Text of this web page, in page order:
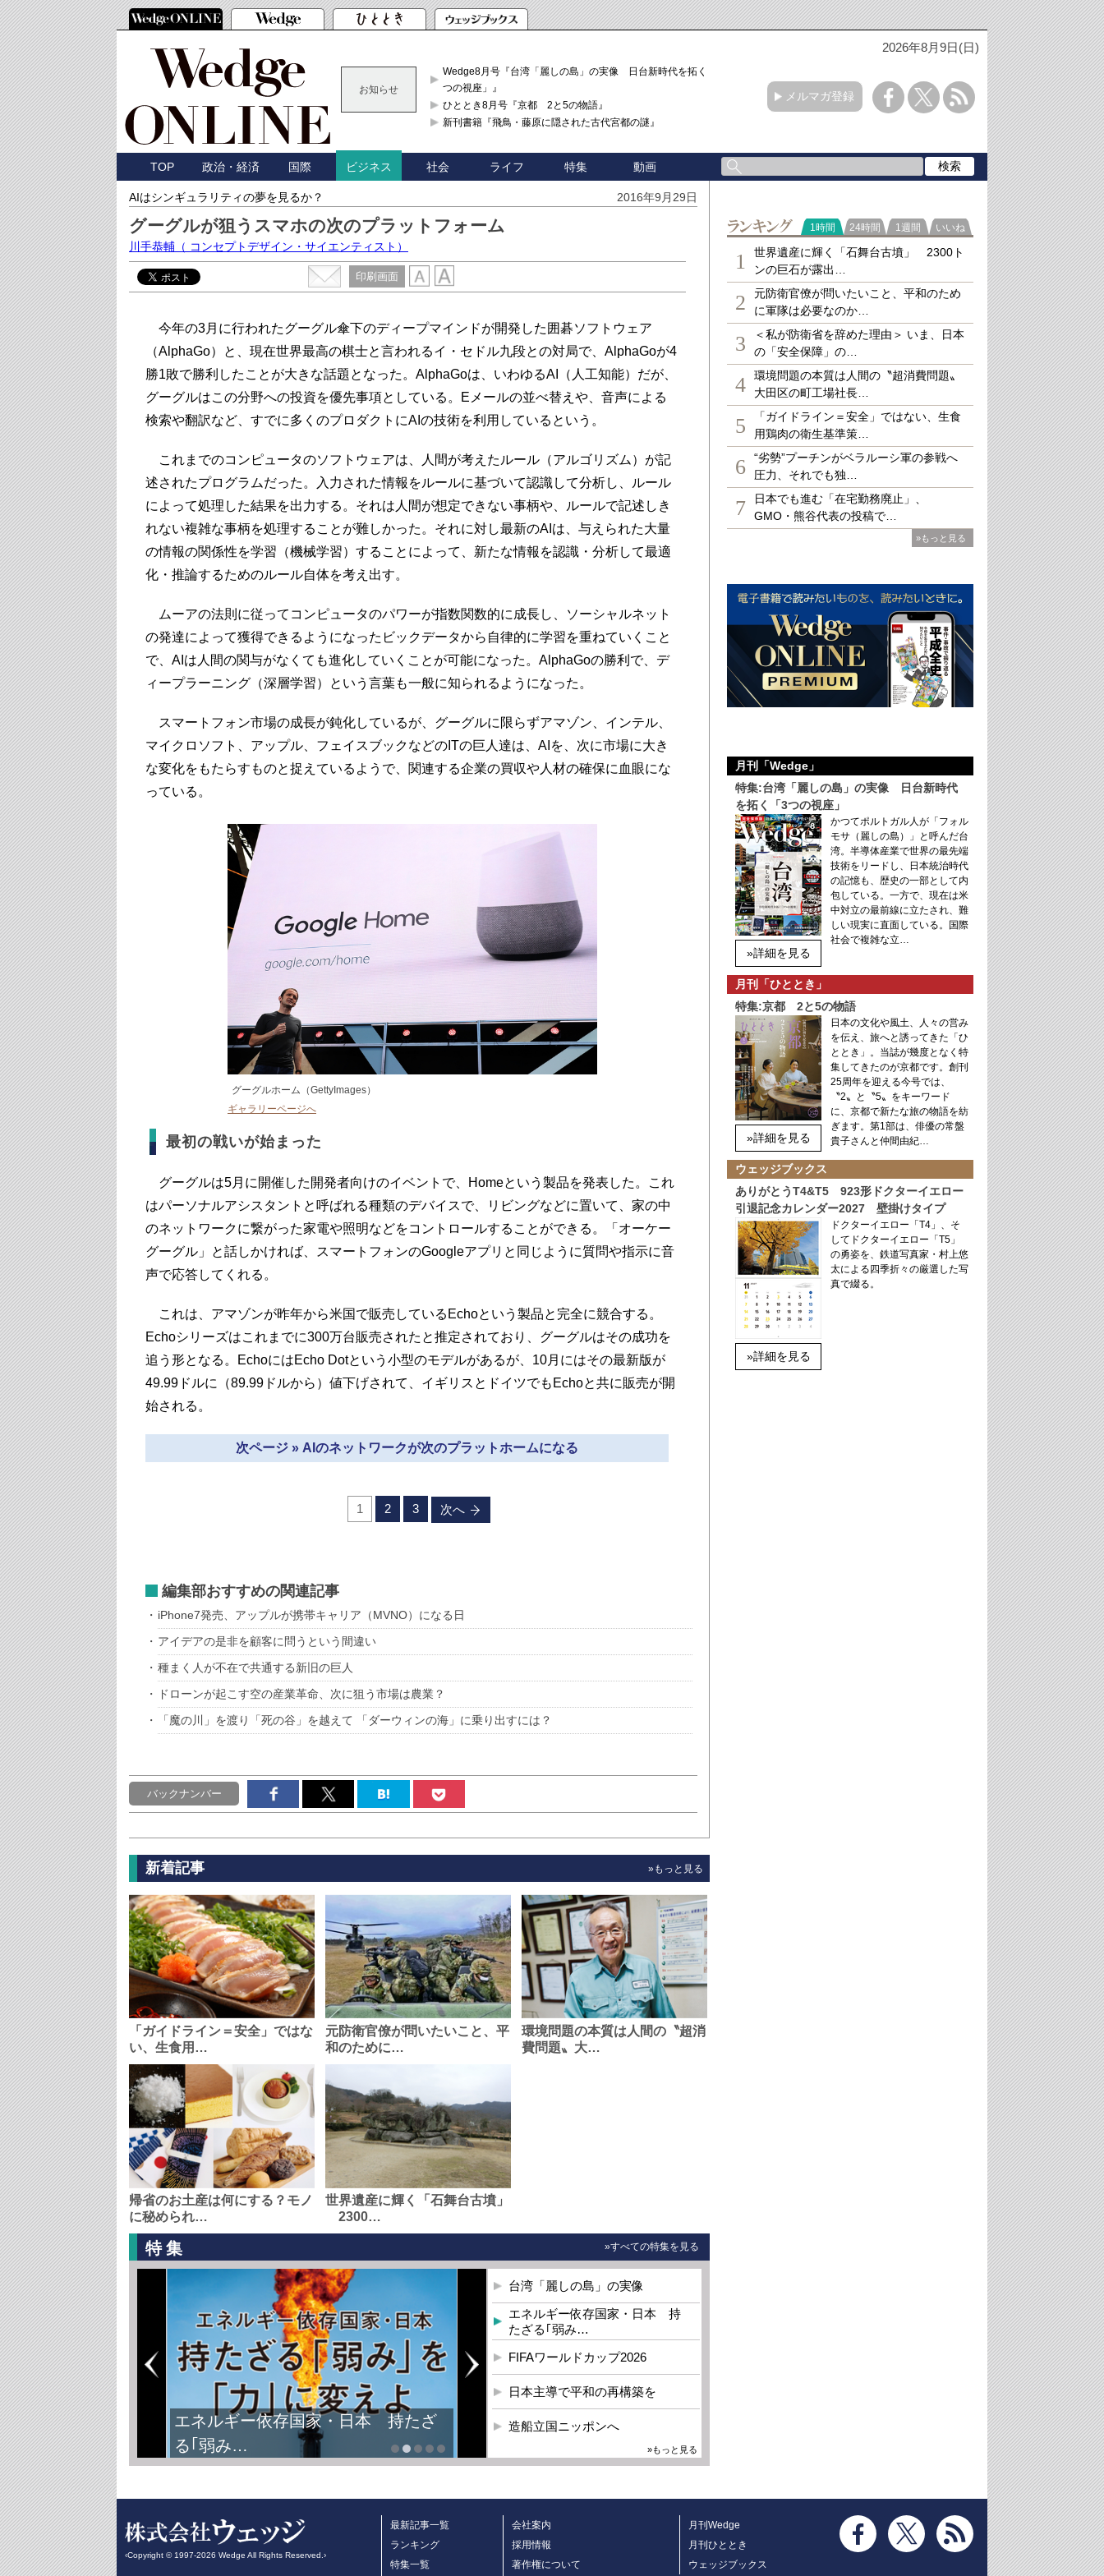
2026年8月9日(日)
お知らせ
Wedge8月号『台湾「麗しの島」の実像 日台新時代を拓く「3
つの視座」』
ひととき8月号『京都 2と5の物語』
新刊書籍『飛鳥・藤原に隠された古代宮都の謎』
メルマガ登録
TOP 政治・経済 国際 ビジネス 社会 ライフ 特集 動画
AIはシンギュラリティの夢を見るか？ 2016年9月29日
グーグルが狙うスマホの次のプラットフォーム
川手恭輔 （ コンセプトデザイン・サイエンティスト）
印刷画面
今年の3月に行われたグーグル傘下のディープマインドが開発した囲碁ソフトウェア
（AlphaGo）と、現在世界最高の棋士と言われるイ・セドル九段との対局で、AlphaGoが4
勝1敗で勝利したことが大きな話題となった。AlphaGoは、いわゆるAI（人工知能）だが、
グーグルはこの分野への投資を優先事項としている。Eメールの並べ替えや、音声による
検索や翻訳など、すでに多くのプロダクトにAIの技術を利用しているという。
これまでのコンピュータのソフトウェアは、人間が考えたルール（アルゴリズム）が記
述されたプログラムだった。入力された情報をルールに基づいて認識して分析し、ルール
によって処理した結果を出力する。それは人間が想定できない事柄や、ルールで記述しき
れない複雑な事柄を処理することが難しかった。それに対し最新のAIは、与えられた大量
の情報の関係性を学習（機械学習）することによって、新たな情報を認識・分析して最適
化・推論するためのルール自体を考え出す。
ムーアの法則に従ってコンピュータのパワーが指数関数的に成長し、ソーシャルネット
の発達によって獲得できるようになったビックデータから自律的に学習を重ねていくこと
で、AIは人間の関与がなくても進化していくことが可能になった。AlphaGoの勝利で、デ
ィープラーニング（深層学習）という言葉も一般に知られるようになった。
スマートフォン市場の成長が鈍化しているが、グーグルに限らずアマゾン、インテル、
マイクロソフト、アップル、フェイスブックなどのITの巨人達は、AIを、次に市場に大き
な変化をもたらすものと捉えているようで、関連する企業の買収や人材の確保に血眼にな
っている。
グーグルホーム（GettyImages）
ギャラリーページへ
最初の戦いが始まった
グーグルは5月に開催した開発者向けのイベントで、Homeという製品を発表した。これ
はパーソナルアシスタントと呼ばれる種類のデバイスで、リビングなどに置いて、家の中
のネットワークに繋がった家電や照明などをコントロールすることができる。「オーケー
グーグル」と話しかければ、スマートフォンのGoogleアプリと同じように質問や指示に音
声で応答してくれる。
これは、アマゾンが昨年から米国で販売しているEchoという製品と完全に競合する。
Echoシリーズはこれまでに300万台販売されたと推定されており、グーグルはその成功を
追う形となる。EchoにはEcho Dotという小型のモデルがあるが、10月にはその最新版が
49.99ドルに（89.99ドルから）値下げされて、イギリスとドイツでもEchoと共に販売が開
始される。
次ページ » AIのネットワークが次のプラットホームになる
1 2 3 次へ
編集部おすすめの関連記事
iPhone7発売、アップルが携帯キャリア（MVNO）になる日
アイデアの是非を顧客に問うという間違い
種まく人が不在で共通する新旧の巨人
ドローンが起こす空の産業革命、次に狙う市場は農業？
「魔の川」を渡り「死の谷」を越えて 「ダーウィンの海」に乗り出すには？
バックナンバー
新着記事 »もっと見る
「ガイドライン＝安全」ではな
い、生食用…
元防衛官僚が問いたいこと、平
和のために…
環境問題の本質は人間の〝超消
費問題〟大…
帰省のお土産は何にする？モノ
に秘められ…
世界遺産に輝く「石舞台古墳」
2300…
特集 »すべての特集を見る
FIFAワールドカップ2026
台湾「麗しの島」の実像
エネルギー依存国家・日本 持
たざる｢弱み…
FIFAワールドカップ2026
日本主導で平和の再構築を
造船立国ニッポンへ
»もっと見る
ランキング
1時間 24時間 1週間 いいね
1
世界遺産に輝く「石舞台古墳」 2300ト
ンの巨石が露出…
2
元防衛官僚が問いたいこと、平和のため
に軍隊は必要なのか…
3
＜私が防衛省を辞めた理由＞ いま、日本
の「安全保障」の…
4
環境問題の本質は人間の〝超消費問題〟
大田区の町工場社長…
5
「ガイドライン＝安全」ではない、生食
用鶏肉の衛生基準策…
6
“劣勢”プーチンがベラルーシ軍の参戦へ
圧力、それでも独…
7
日本でも進む「在宅勤務廃止」、
GMO・熊谷代表の投稿で…
»もっと見る
月刊「Wedge」
特集:台湾「麗しの島」の実像 日台新時代
を拓く「3つの視座」
»詳細を見る
かつてポルトガル人が「フォル
モサ（麗しの島）」と呼んだ台
湾。半導体産業で世界の最先端
技術をリードし、日本統治時代
の記憶も、歴史の一部として内
包している。一方で、現在は米
中対立の最前線に立たされ、難
しい現実に直面している。国際
社会で複雑な立…
月刊「ひととき」
特集:京都 2と5の物語
»詳細を見る
日本の文化や風土、人々の営み
を伝え、旅へと誘ってきた「ひ
ととき」。当誌が幾度となく特
集してきたのが京都です。創刊
25周年を迎える今号では、
〝2〟と〝5〟をキーワード
に、京都で新たな旅の物語を紡
ぎます。第1部は、俳優の常盤
貴子さんと仲間由紀…
ウェッジブックス
ありがとうT4&T5 923形ドクターイエロー
引退記念カレンダー2027 壁掛けタイプ
»詳細を見る
ドクターイエロー「T4」、そ
してドクターイエロー「T5」
の勇姿を、鉄道写真家・村上悠
太による四季折々の厳選した写
真で綴る。
‹Copyright © 1997-2026 Wedge All Rights Reserved.›
最新記事一覧
ランキング
特集一覧
会社案内
採用情報
著作権について
月刊Wedge
月刊ひととき
ウェッジブックス